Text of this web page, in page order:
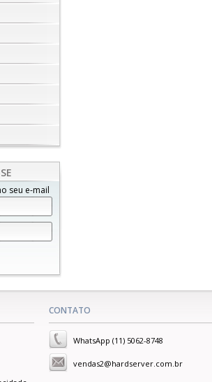
seu e-mail
CONTATO
WhatsApp (11) 5062-8748
vendas2@hardserver.com.br